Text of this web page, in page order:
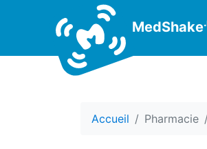
MedShake
Accueil Pharmacie